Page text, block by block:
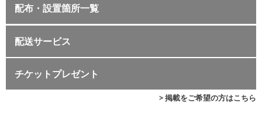
配布・設置箇所一覧
配送サービス
チケットプレゼント
> 掲載をご希望の方はこちら